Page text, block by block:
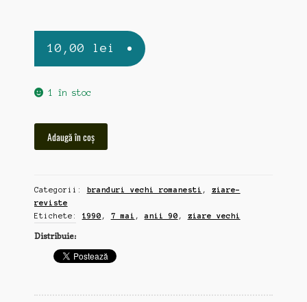
10,00 lei
1 în stoc
Romanul,
7
mai
1990
Adaugă în coș
Categorii: branduri vechi romanesti , ziare-
reviste
Etichete: 1990 , 7 mai ,anii 90 , ziare vechi
Distribuie: